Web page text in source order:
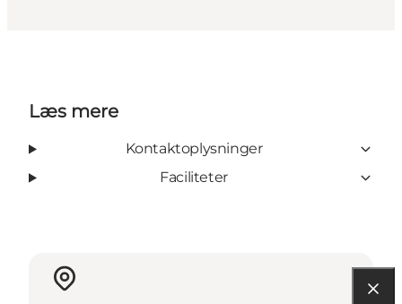
Læs mere
Kontaktoplysninger
Faciliteter